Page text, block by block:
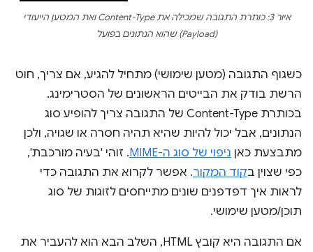
איור 3: כותרת התגובה שמכילה את Content-Type ואת המטען הייעודי
(Payload) שהוא הנתונים בפועל
כשגוף התגובה (מטען שימושי) מתחיל להגיע, אם צריך, חוט
הרשת בודק את הבייטים הראשונים של הסטרימינג.
בכותרת Content-Type של התגובה צריך להופיע סוג
הנתונים, אבל יכול להיות שהיא תהיה חסרה או שגויה, ולכן
מתבצעת כאן ניפוי של סוג ה-MIME
. זוהי 'בעיה מורכבת',
כפי שצוין בקוד המקור. אפשר לקרוא את התגובה כדי
לראות איך דפדפנים שונים מתייחסים לזוגות של סוג
תוכן/מטען שימושי.
אם התגובה היא קובץ HTML, השלב הבא הוא להעביר את